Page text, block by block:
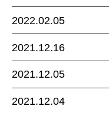
2022.02.05
2021.12.16
2021.12.05
2021.12.04